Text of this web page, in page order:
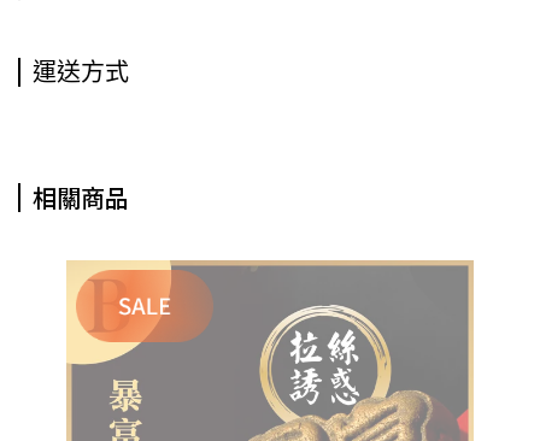
運送方式
相關商品